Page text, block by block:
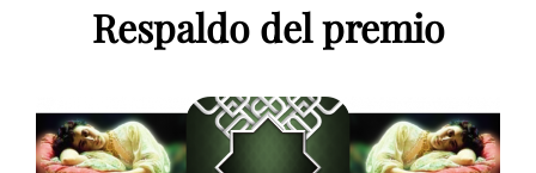
Respaldo del premio